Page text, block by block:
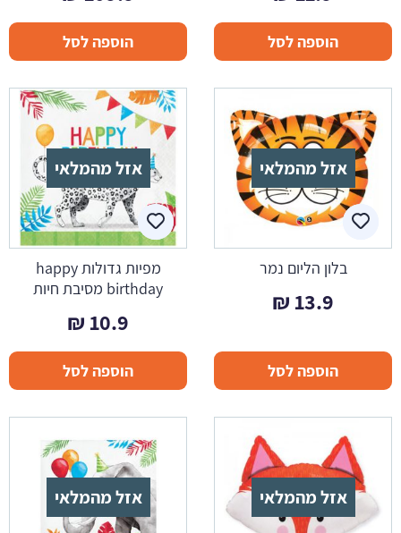
הוספה לסל הוספה לסל
אזל מהמלאי
בלון הליום נמר
13.9
₪
הוספה לסל
אזל מהמלאי
מפיות גדולות happy
birthday מסיבת חיות
10.9
₪
הוספה לסל
אזל מהמלאי אזל מהמלאי